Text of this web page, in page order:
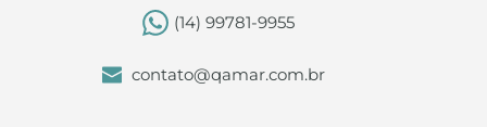
(14) 99781-9955
contato@qamar.com.br